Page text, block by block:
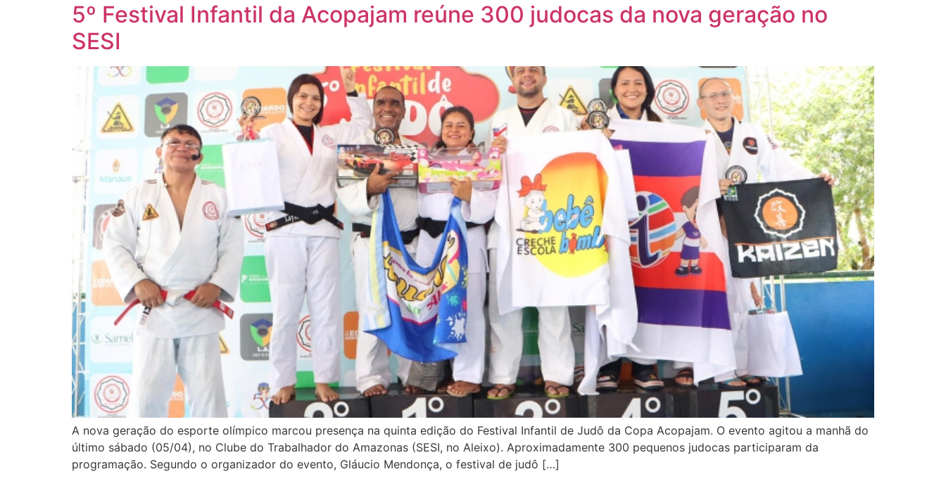
5º Festival Infantil da Acopajam reúne 300 judocas da nova geração no
SESI
A nova geração do esporte olímpico marcou presença na quinta edição do Festival Infantil de Judô da Copa Acopajam. O evento agitou a manhã do
último sábado (05/04), no Clube do Trabalhador do Amazonas (SESI, no Aleixo). Aproximadamente 300 pequenos judocas participaram da
programação. Segundo o organizador do evento, Gláucio Mendonça, o festival de judô […]